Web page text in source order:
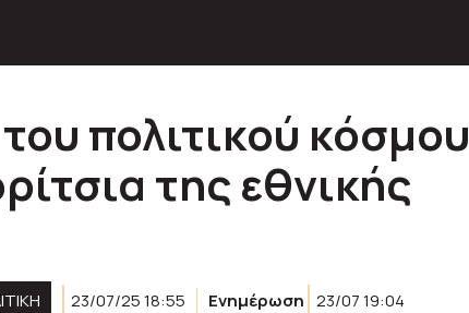
πολιτικού κόσμου
της εθνικής
23/07/25 18:55 Ενημέρωση 23/07 19:04